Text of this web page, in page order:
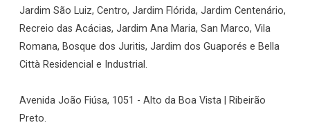
Jardim São Luiz, Centro, Jardim Flórida, Jardim Centenário,
Recreio das Acácias, Jardim Ana Maria, San Marco, Vila
Romana, Bosque dos Juritis, Jardim dos Guaporés e Bella
Città Residencial e Industrial.
Avenida João Fiúsa, 1051 - Alto da Boa Vista | Ribeirão
Preto.